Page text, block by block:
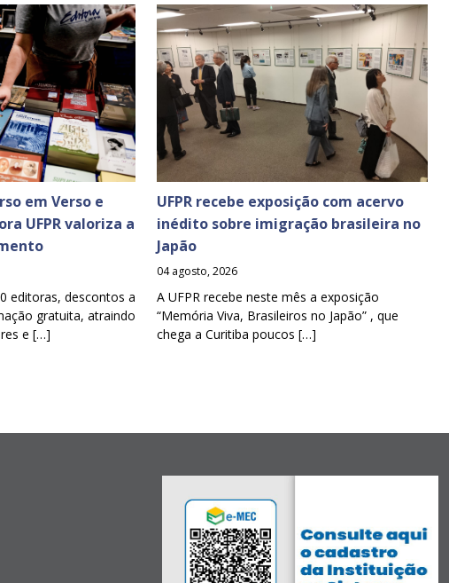
em Verso e
UFPR valoriza a
editoras, descontos a
gratuita, atraindo
e […]
UFPR recebe exposição com acervo
inédito sobre imigração brasileira no
Japão
04 agosto, 2026
A UFPR recebe neste mês a exposição
“Memória Viva, Brasileiros no Japão” , que
chega a Curitiba poucos […]